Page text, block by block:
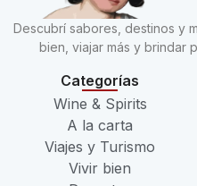
Descubrí sabores, destinos y
bien, viajar más y brindar
Categorías
Wine & Spirits
A la carta
Viajes y Turismo
Vivir bien